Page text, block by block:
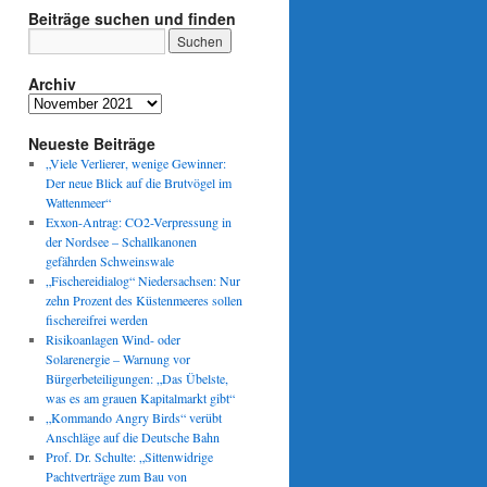
Beiträge suchen und finden
Archiv
Archiv
Neueste Beiträge
„Viele Verlierer, wenige Gewinner:
Der neue Blick auf die Brutvögel im
Wattenmeer“
Exxon-Antrag: CO2-Verpressung in
der Nordsee – Schallkanonen
gefährden Schweinswale
„Fischereidialog“ Niedersachsen: Nur
zehn Prozent des Küstenmeeres sollen
fischereifrei werden
Risikoanlagen Wind- oder
Solarenergie – Warnung vor
Bürgerbeteiligungen: „Das Übelste,
was es am grauen Kapitalmarkt gibt“
„Kommando Angry Birds“ verübt
Anschläge auf die Deutsche Bahn
Prof. Dr. Schulte: „Sittenwidrige
Pachtverträge zum Bau von